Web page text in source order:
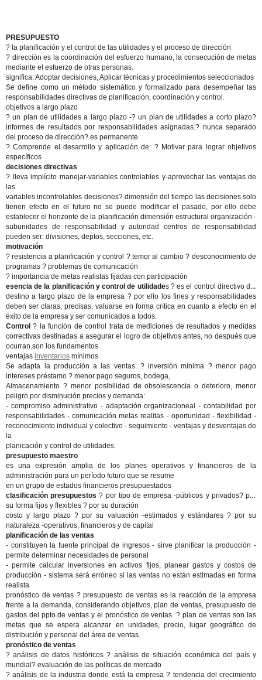
PRESUPUESTO
? la planificación y el control de las utilidades y el proceso de dirección
? dirección es la coordinación del esfuerzo humano, la consecución de metas
mediante el esfuerzo de otras personas.
significa: Adoptar decisiones, Aplicar técnicas y procedimientos seleccionados
Se define como un método sistemático y formalizado para desempeñar las
responsabilidades directivas de planificación, coordinación y control.
objetivos a largo plazo
? un plan de utilidades a largo plazo -? un plan de utilidades a corto plazo?
informes de resultados por responsabilidades asignadas.? nunca separado
del proceso de dirección? es permanente
? Comprende el desarrollo y aplicación de: ? Motivar para lograr objetivos
específicos
decisiones directivas
? lleva implícito manejar-variables controlables y-aprovechar las ventajas de
las
variables incontrolables decisiones? dimensión del tiempo las decisiones solo
tienen efecto en el futuro no se puede modificar el pasado, por ello debe
establecer el horizonte de la planificación dimensión estructural organización -
subunidades de responsabilidad y autoridad centros de responsabilidad
pueden ser: divisiones, deptos, secciones, etc.
motivación
? resistencia a planificación y control ? temor al cambio ? desconocimiento de
programas ? problemas de comunicación
? importancia de metas realistas fijadas con participación
esencia de la planificación y control de utilidades ? es el control directivo del
destino a largo plazo de la empresa ? por ello los fines y responsabilidades
deben ser claras, precisas, valuarse en forma crítica en cuanto a efecto en el
éxito de la empresa y ser comunicados a todos.
Control ? la función de control trata de mediciones de resultados y medidas
correctivas destinadas a asegurar el logro de objetivos antes, no después que
ocurran.son los fundamentos
ventajas inventarios mínimos
Se adapta la producción a las ventas: ? inversión mínima ? menor pago
intereses préstamo ? menor pago seguros, bodega,
Almacenamiento ? menor posibilidad de obsolescencia o deterioro, menor
peligro por disminución precios y demanda:
- compromiso administrativo - adaptación organizacioneal - contabilidad por
responsabilidades - comunicación metas realitas - oportunidad - flexibilidad -
reconocimiento individual y colectivo - seguimiento - ventajas y desventajas de
la
planicación y control de utilidades.
presupuesto maestro
es una expresión amplia de los planes operativos y financieros de la
administración para un período futuro que se resume
en un grupo de estados financieros presupuestados
clasificación presupuestos? por tipo de empresa -públicos y privados? por
su forma fijos y flexibles ? por su duración
costo y largo plazo ? por su valuación -estimados y estándares ? por su
naturaleza -operativos, financieros y de capital
planificación de las ventas
- constituyen la fuente principal de ingresos - sirve planificar la producción -
permite determinar necesidades de personal
- permite calcular inversiones en activos fijos, planear gastos y costos de
producción - sistema será erróneo si las ventas no están estimadas en forma
realista
pronóstico de ventas ? presupuesto de ventas es la reacción de la empresa
frente a la demanda, considerando objetivos, plan de ventas, presupuesto de
gastos del ppto.de ventas y el pronóstico de ventas. ? plan de ventas son las
metas que se espera alcanzar en unidades, precio, lugar geográfico de
distribución y personal del área de ventas.
pronóstico de ventas
? análisis de datos históricos ? análisis de situación económica del país y
mundial? evaluación de las políticas de mercado
? análisis de la industria donde está la empresa ? tendencia del crecimiento